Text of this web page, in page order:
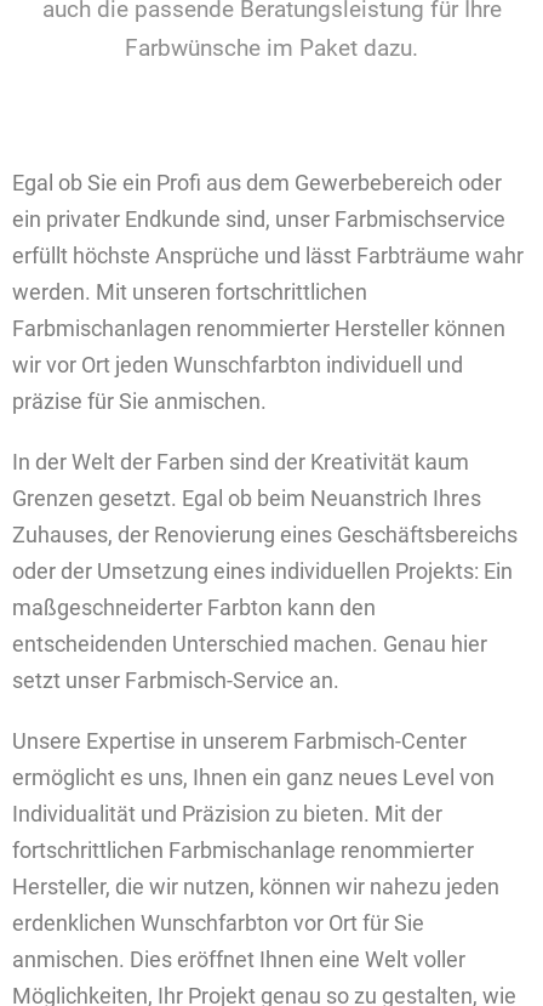
auch die passende Beratungsleistung für Ihre
Farbwünsche im Paket dazu.
Egal ob Sie ein Profi aus dem Gewerbebereich oder
ein privater Endkunde sind, unser Farbmischservice
erfüllt höchste Ansprüche und lässt Farbträume wahr
werden. Mit unseren fortschrittlichen
Farbmischanlagen renommierter Hersteller können
wir vor Ort jeden Wunschfarbton individuell und
präzise für Sie anmischen.
In der Welt der Farben sind der Kreativität kaum
Grenzen gesetzt. Egal ob beim Neuanstrich Ihres
Zuhauses, der Renovierung eines Geschäftsbereichs
oder der Umsetzung eines individuellen Projekts: Ein
maßgeschneiderter Farbton kann den
entscheidenden Unterschied machen. Genau hier
setzt unser Farbmisch-Service an.
Unsere Expertise in unserem Farbmisch-Center
ermöglicht es uns, Ihnen ein ganz neues Level von
Individualität und Präzision zu bieten. Mit der
fortschrittlichen Farbmischanlage renommierter
Hersteller, die wir nutzen, können wir nahezu jeden
erdenklichen Wunschfarbton vor Ort für Sie
anmischen. Dies eröffnet Ihnen eine Welt voller
Möglichkeiten, Ihr Projekt genau so zu gestalten, wie